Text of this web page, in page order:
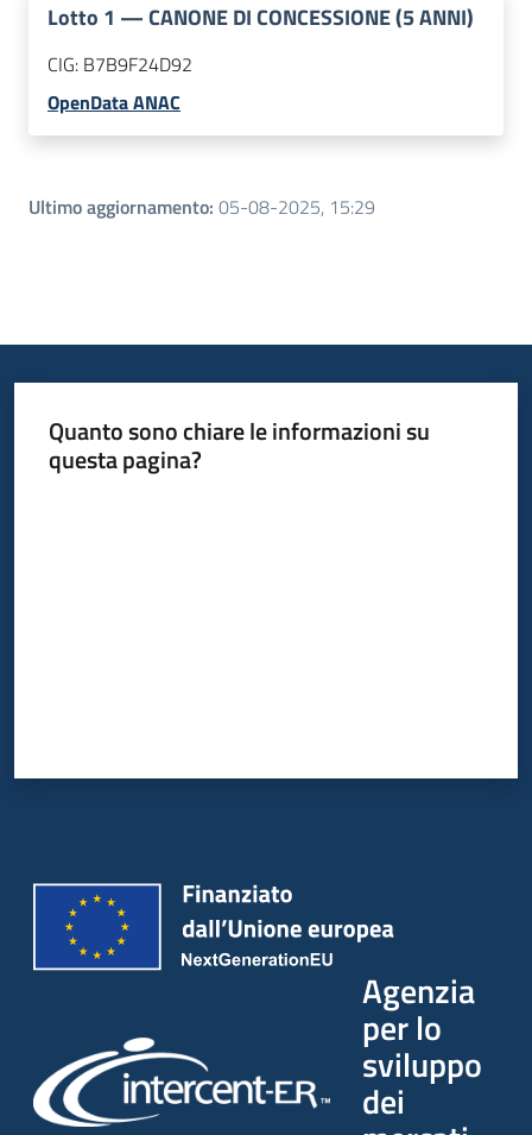
Lotto 1 —CANONE DI CONCESSIONE (5 ANNI)
CIG: B7B9F24D92
OpenData ANAC
Ultimo aggiornamento: 05-08-2025, 15:29
Quanto sono chiare le informazioni su
questa pagina?
Agenzia
per lo
sviluppo
dei